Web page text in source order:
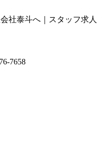
社泰斗へ｜スタッフ求人
7658